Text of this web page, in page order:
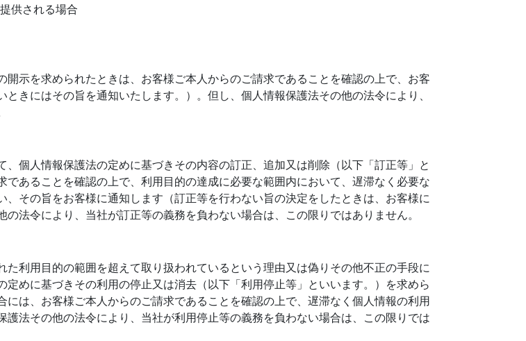
供される場合
示を求められたときは、お客様ご本人からのご請求であることを確認の上で、お客
きにはその旨を通知いたします。）。但し、個人情報保護法その他の法令により、
個人情報保護法の定めに基づきその内容の訂正、追加又は削除（以下「訂正等」と
あることを確認の上で、利用目的の達成に必要な範囲内において、遅滞なく必要な
その旨をお客様に通知します（訂正等を行わない旨の決定をしたときは、お客様に
法令により、当社が訂正等の義務を負わない場合は、この限りではありません。
利用目的の範囲を超えて取り扱われているという理由又は偽りその他不正の手段に
めに基づきその利用の停止又は消去（以下「利用停止等」といいます。）を求めら
は、お客様ご本人からのご請求であることを確認の上で、遅滞なく個人情報の利用
法その他の法令により、当社が利用停止等の義務を負わない場合は、この限りでは